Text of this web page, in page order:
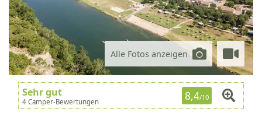
Alle Fotos anzeigen
Sehr gut
4 Camper-Bewertungen 8,4/10